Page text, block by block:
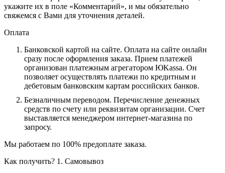
укажите их в поле «Комментарий», и мы обязательно
свяжемся с Вами для уточнения деталей.
Оплата
Банковской картой на сайте. Оплата на сайте онлайн
сразу после оформления заказа. Прием платежей
организован платежным агрегатором ЮKassa. Он
позволяет осуществлять платежи по кредитным и
дебетовым банковским картам российских банков.
Безналичным переводом. Перечисление денежных
средств по счету или реквизитам организации. Счет
выставляется менеджером интернет-магазина по
запросу.
Мы работаем по 100% предоплате заказа.
Как получить? 1. Самовывоз